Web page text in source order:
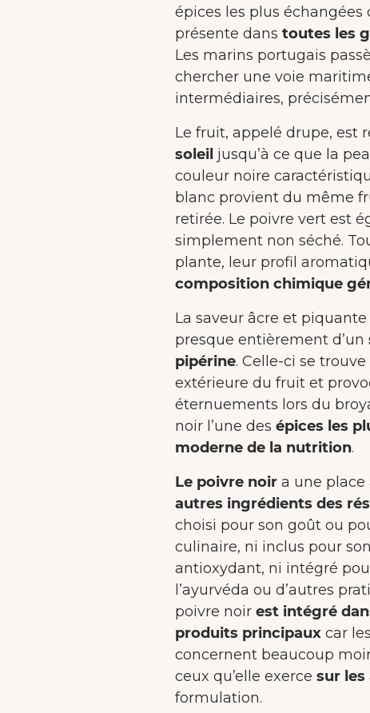
épices les plus échangées
présente dans toutes les
Les marins portugais
chercher une voie
intermédiaires,
Le fruit, appelé drupe, est
soleiljusqu’à ce que la
couleur noire
blanc provient du même
retirée. Le poivre vert est
simplement non séché.
plante, leur profil
composition chimique
La saveur âcre et
presque entièrement d’un
pipérine. Celle-ci se
extérieure du fruit et
éternuements lors du
noir l’une des épices les
moderne de la nutrition.
Le poivre noira une place
autres ingrédients des
choisi pour son goût ou
culinaire, ni inclus pour
antioxydant, ni intégré
l’ayurvéda ou d’autres
poivre noir est intégré
produits principauxcar
concernent beaucoup
ceux qu’elle exerce sur
formulation.